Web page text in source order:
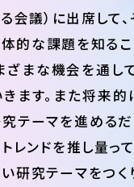
会議）に出席して
的な課題を知るこ
ざまな機会を通
ます。また将来的
テーマを進めるだ
レンドを推し量っ
研究テーマをつく